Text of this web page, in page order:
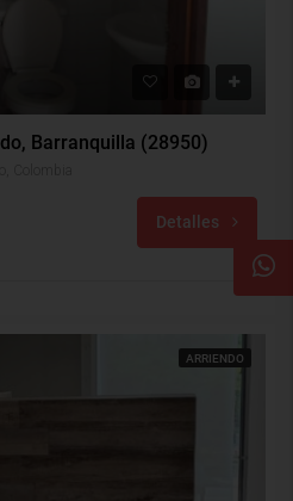
Barranquilla (28950)
Detalles
ARRIENDO